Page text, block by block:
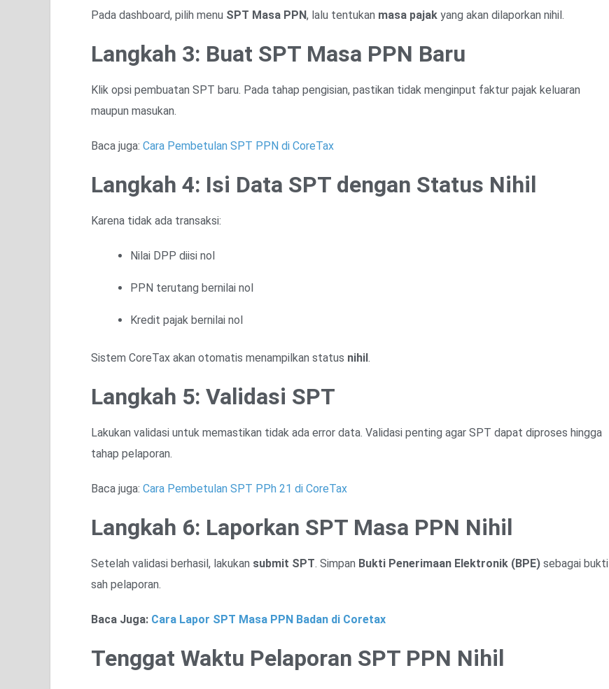
Pada dashboard, pilih menu SPT Masa PPN, lalu tentukan masa pajak yang akan dilaporkan nihil.
Langkah 3: Buat SPT Masa PPN Baru
Klik opsi pembuatan SPT baru. Pada tahap pengisian, pastikan tidak menginput faktur pajak keluaran
maupun masukan.
Baca juga: Cara Pembetulan SPT PPN di CoreTax
Langkah 4: Isi Data SPT dengan Status Nihil
Karena tidak ada transaksi:
Nilai DPP diisi nol
PPN terutang bernilai nol
Kredit pajak bernilai nol
Sistem CoreTax akan otomatis menampilkan status nihil.
Langkah 5: Validasi SPT
Lakukan validasi untuk memastikan tidak ada error data. Validasi penting agar SPT dapat diproses hingga
tahap pelaporan.
Baca juga: Cara Pembetulan SPT PPh 21 di CoreTax
Langkah 6: Laporkan SPT Masa PPN Nihil
Setelah validasi berhasil, lakukan submit SPT. Simpan Bukti Penerimaan Elektronik (BPE) sebagai bukti
sah pelaporan.
Baca Juga: Cara Lapor SPT Masa PPN Badan di Coretax
Tenggat Waktu Pelaporan SPT PPN Nihil